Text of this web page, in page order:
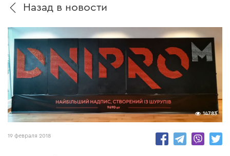
Назад в новости
14783
19 февраля 2018